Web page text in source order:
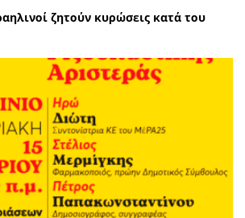
ζητούν κυρώσεις κατά του